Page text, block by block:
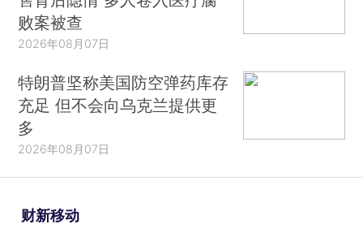
败案被查
2026年08月07日
特朗普坚称美国防空弹药库存
充足 但不会向乌克兰提供更
多
2026年08月07日
财新移动